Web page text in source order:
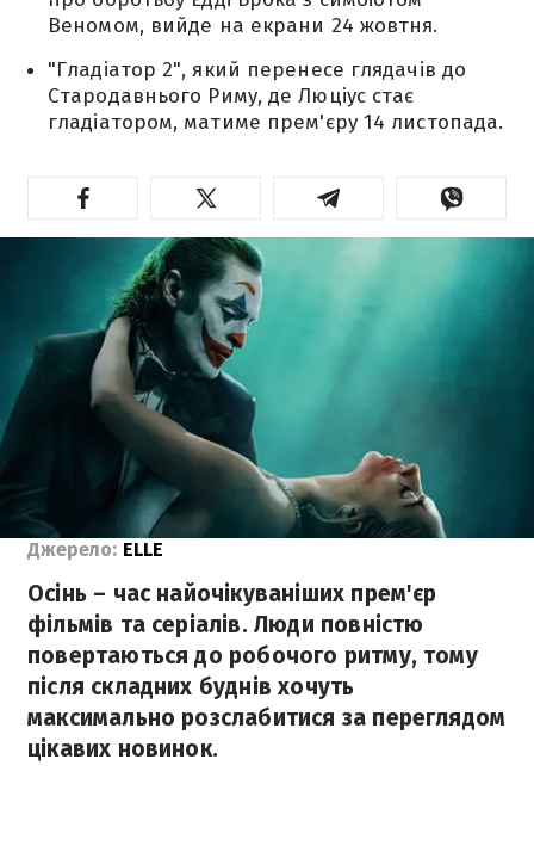
Веномом, вийде на екрани 24 жовтня.
"Гладіатор 2", який перенесе глядачів до
Стародавнього Риму, де Люціус стає
гладіатором, матиме прем'єру 14 листопада.
Джерело: ELLE
Осінь – час найочікуваніших прем'єр
фільмів та серіалів. Люди повністю
повертаються до робочого ритму, тому
після складних буднів хочуть
максимально розслабитися за переглядом
цікавих новинок.